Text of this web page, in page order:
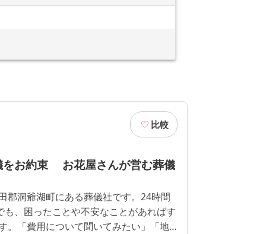
比較
をお約束 お花屋さんが営む葬儀
郡洞爺湖町にある葬儀社です。24時間
も、困ったことや不安なことがあればす
。「費用について聞いてみたい」「地